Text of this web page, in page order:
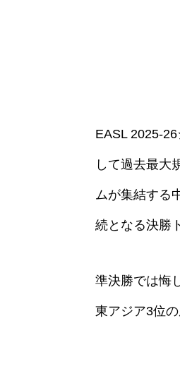
EASL 2025-
して過去最大
ムが集結する
続となる決勝
準決勝では悔
東アジア3位